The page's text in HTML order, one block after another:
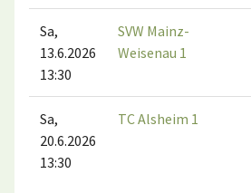
Sa,
13.6.2026
13:30
SVW Mainz-
Weisenau 1
Sa,
20.6.2026
13:30
TC Alsheim 1